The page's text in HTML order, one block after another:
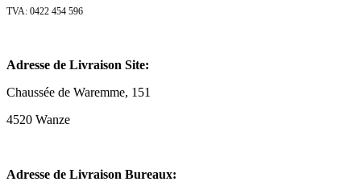
TVA: 0422 454 596
Adresse de Livraison Site:
Chaussée de Waremme, 151
4520 Wanze
Adresse de Livraison Bureaux: